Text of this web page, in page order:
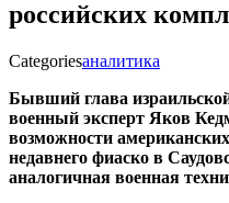
российских
Categoriesаналитика
Бывший глава
военный эксперт Яков
возможности
недавнего фиаско в
аналогичная военная